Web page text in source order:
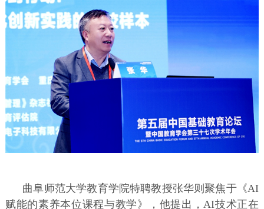
曲阜师范大学教育学院特聘教授张华则聚焦于《AI
赋能的素养本位课程与教学》，他提出，AI技术正在